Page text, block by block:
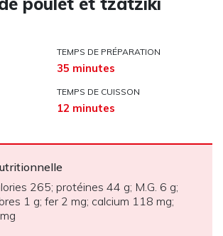
TEMPS DE PRÉPARATION
35 minutes
TEMPS DE CUISSON
12 minutes
265; protéines 44 g; M.G. 6 g;
1 g; fer 2 mg; calcium 118 mg;